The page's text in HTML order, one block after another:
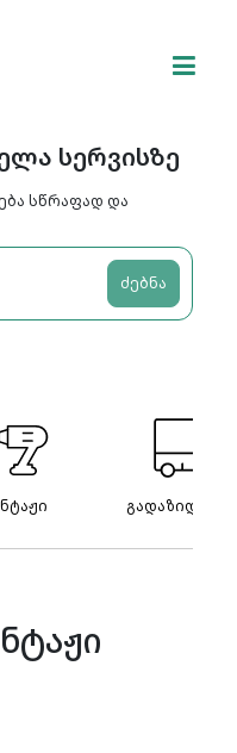
სერვისზე
სწრაფად და
ძებნა
გადაზიდვები